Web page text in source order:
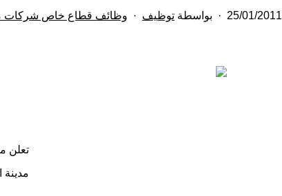
تم
25/01/2011 بواسطة توظيف وظائف قطاع خاص
تعلن
مدينة